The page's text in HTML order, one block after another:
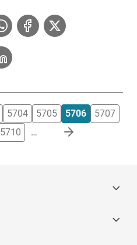
5704 5705 5706
5707
5710 …